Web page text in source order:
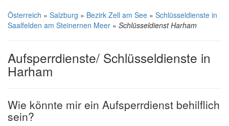
Österreich » Salzburg » Bezirk Zell am See » Schlüsseldienste in
Saalfelden am Steinernen Meer » Schlüsseldienst Harham
Aufsperrdienste/ Schlüsseldienste in
Harham
Wie könnte mir ein Aufsperrdienst behilflich
sein?